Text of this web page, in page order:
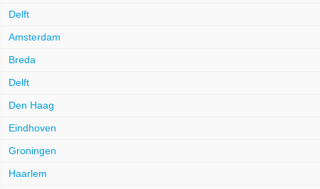
Delft
Amsterdam
Breda
Delft
Den Haag
Eindhoven
Groningen
Haarlem